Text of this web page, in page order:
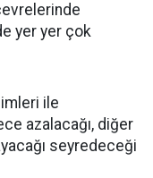
yer yer çok
ile
azalacağı, diğer
seyredeceği